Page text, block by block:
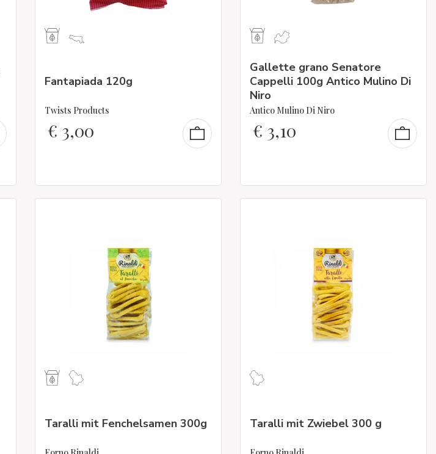
Fantapiada 120g
Twists Products
€ 3,00
Gallette grano Senatore
Cappelli 100g Antico Mulino Di
Niro
Antico Mulino Di Niro
€ 3,10
Taralli mit Fenchelsamen 300g Taralli mit Zwiebel 300 g